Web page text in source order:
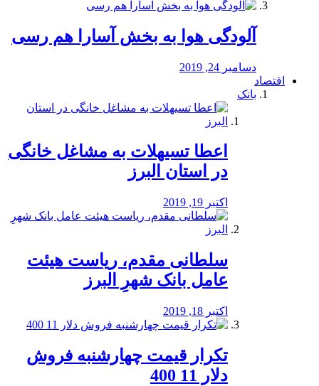
آلودگی هوا به بخش آسارا هم رسی
دسامبر 24, 2019
اقتصاد
بانک
️اعطا تسیهلات به مشاغل خانگی
در استان البرز
اکتبر 19, 2019
سلطانی مقدم، ریاست هیئت
عامل بانک شهرِ البرز
اکتبر 18, 2019
تکرار قیمت چهارشنبه فروش
دلار 11 400